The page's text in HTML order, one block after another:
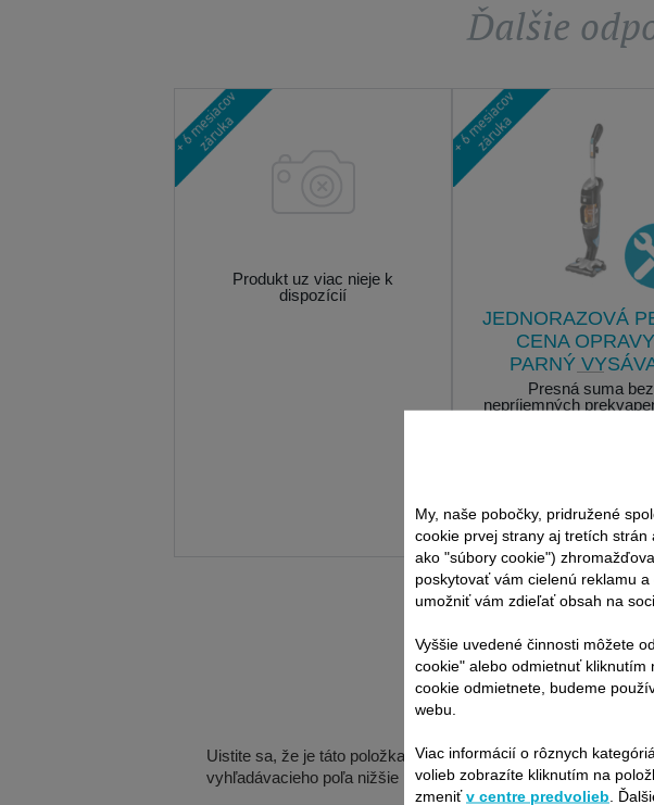
Ďalšie
Produkt uz viac nieje k
dispozícií
JEDNORAZOVÁ
CENA
PARNÝ
ROWENTA
Presná suma bez
nepríjemných
Je
Uistite sa, že je táto položka kompatibilná s vaším
vyhľadávacieho poľa nižšie pre porovnanie.
My, naše pobočky, pridružené
cookie prvej strany aj tretích
ako "súbory cookie")
poskytovať vám cielenú reklamu
umožniť vám zdieľať obsah na
Vyššie uvedené činnosti môžete
cookie" alebo odmietnuť kliknutím
cookie odmietnete, budeme
webu.
Viac informácií o rôznych
volieb zobrazíte kliknutím na
zmeniťv centre predvolieb .